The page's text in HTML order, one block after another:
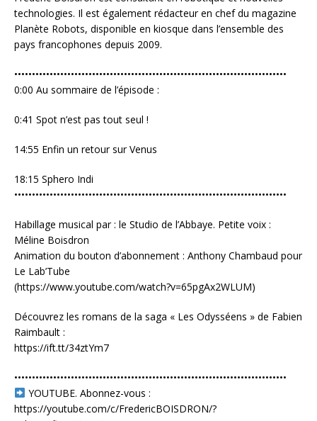
technologies. Il est également rédacteur en chef du magazine
Planète Robots, disponible en kiosque dans l’ensemble des
pays francophones depuis 2009.
•••••••••••••••••••••••••••••••••••••••••••••••••••••••••••••••••••••••••••••
0:00 Au sommaire de l’épisode :
0:41 Spot n’est pas tout seul !
14:55 Enfin un retour sur Venus
18:15 Sphero Indi
•••••••••••••••••••••••••••••••••••••••••••••••••••••••••••••••••••••••••••••
Habillage musical par : le Studio de l’Abbaye. Petite voix :
Méline Boisdron
Animation du bouton d’abonnement : Anthony Chambaud pour
Le Lab’Tube
(https://www.youtube.com/watch?v=65pgAx2WLUM)
Découvrez les romans de la saga « Les Odysséens » de Fabien
Raimbault :
https://ift.tt/34ztYm7
•••••••••••••••••••••••••••••••••••••••••••••••••••••••••••••••••••••••••••••
YOUTUBE. Abonnez-vous :
https://youtube.com/c/FredericBOISDRON/?